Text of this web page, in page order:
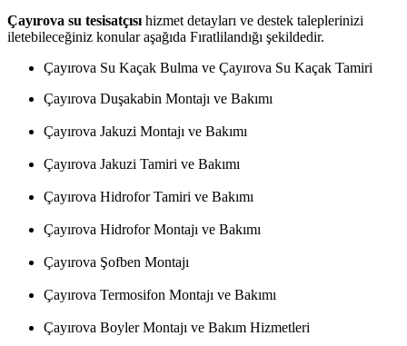
Çayırova su tesisatçısı hizmet detayları ve destek taleplerinizi
iletebileceğiniz konular aşağıda Fıratlilandığı şekildedir.
Çayırova Su Kaçak Bulma ve Çayırova Su Kaçak Tamiri
Çayırova Duşakabin Montajı ve Bakımı
Çayırova Jakuzi Montajı ve Bakımı
Çayırova Jakuzi Tamiri ve Bakımı
Çayırova Hidrofor Tamiri ve Bakımı
Çayırova Hidrofor Montajı ve Bakımı
Çayırova Şofben Montajı
Çayırova Termosifon Montajı ve Bakımı
Çayırova Boyler Montajı ve Bakım Hizmetleri